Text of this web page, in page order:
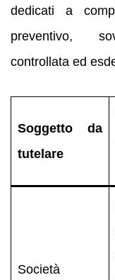
dedicati a
preventivo,
controllata ed
Soggetto da
tutelare
Società